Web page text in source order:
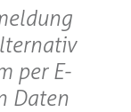
per E-
Daten